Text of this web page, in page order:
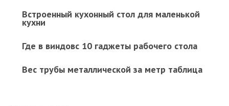
Встроенный кухонный стол для маленькой
кухни
Где в виндовс 10 гаджеты рабочего стола
Вес трубы металлической за метр таблица